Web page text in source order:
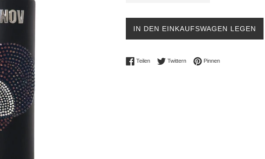
IN DEN EINKAUFSWAGEN LEGEN
TeilenAuf Facebook teilen
TwitternAuf Twitter twittern
PinnenAuf Pinterest pinnen